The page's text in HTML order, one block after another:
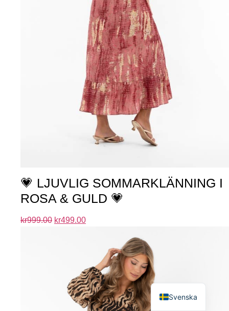
💗 LJUVLIG SOMMARKLÄNNING I
ROSA & GULD 💗
kr999.00 kr499.00
Svenska